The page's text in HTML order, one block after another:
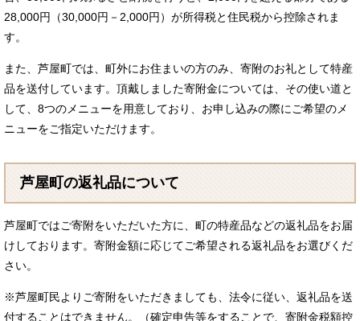
28,000円（30,000円－2,000円）が所得税と住民税から控除されま
す。
また、芦屋町では、町外にお住まいの方のみ、寄附のお礼として特産
品を送付しています。頂戴しました寄附金については、その使い道と
して、8つのメニューを用意しており、お申し込みの際にご希望のメ
ニューをご指定いただけます。
芦屋町の返礼品について
芦屋町ではご寄附をいただいた方に、町の特産品などの返礼品をお届
けしております。寄附金額に応じてご希望される返礼品をお選びくだ
さい。
※芦屋町民よりご寄附をいただきましても、法令に従い、返礼品を送
付することはできません。（確定申告等をすることで、寄附金税額控